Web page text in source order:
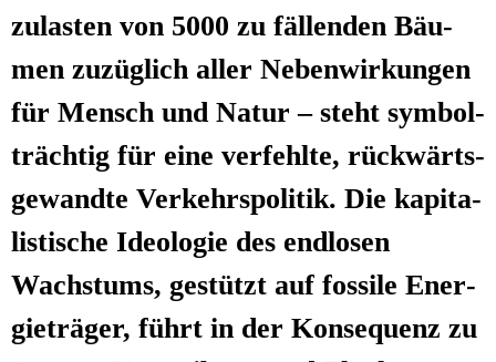
zulas­ten von 5000 zu fäl­len­den Bäu­
men zuzüg­lich aller Neben­wir­kun­gen
für Mensch und Natur – steht sym­bol­
träch­tig für eine ver­fehl­te, rück­wärts­
ge­wand­te Ver­kehrs­po­li­tik. Die kapi­ta­
lis­ti­sche Ideo­lo­gie des end­lo­sen
Wachs­tums, gestützt auf fos­si­le Ener­
gie­trä­ger, führt in der Kon­se­quenz zu